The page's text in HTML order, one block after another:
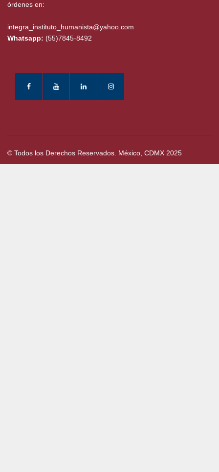
órdenes en:
integra_instituto_humanista@yahoo.com
Whatsapp: (55)7845-8492
© Todos los Derechos Reservados. México, CDMX 2025